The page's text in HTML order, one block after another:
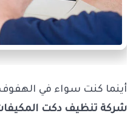
أينما كنت سواء في
شركة تنظيف دكت